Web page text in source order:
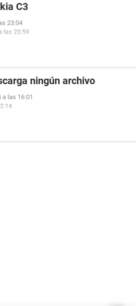
C3
23:04
las 23:59
ningún archivo
a las 16:01